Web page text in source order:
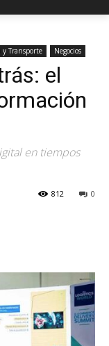
y Transporte Negocios
el
en tiempos
0
812